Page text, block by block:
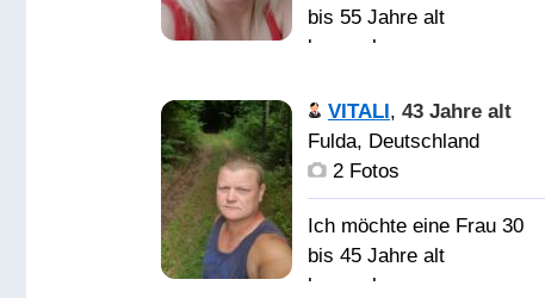
любимой души! Я очень
люблю спорт, кино,
летний дождь, море,
животных, природу,
цветы, книги, машины,
стран, красивые здания
и картины, также я
люблю
bis 55 Jahre alt
kennenlernen
Доброго, веселого,
частного мужчину для
VITALI, 43 Jahre alt
Fulda, Deutschland
2 Fotos
Ich möchte eine Frau 30
bis 45 Jahre alt
kennenlernen